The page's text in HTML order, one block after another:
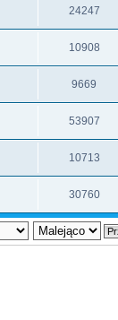
24247
10908
9669
53907
10713
30760